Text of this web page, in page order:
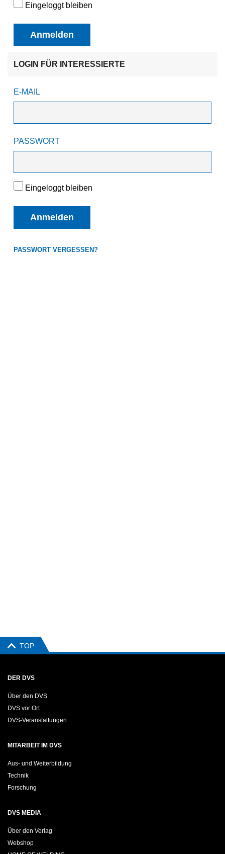
Eingeloggt bleiben
Anmelden
LOGIN FÜR INTERESSIERTE
E-MAIL
PASSWORT
Eingeloggt bleiben
Anmelden
PASSWORT VERGESSEN?
TOP
DER DVS
Über den DVS
DVS vor Ort
DVS-Veranstaltungen
MITARBEIT IM DVS
Aus- und Weiterbildung
Technik
Forschung
DVS MEDIA
Über den Verlag
Webshop